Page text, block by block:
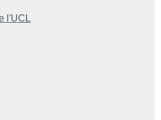
l'UCL